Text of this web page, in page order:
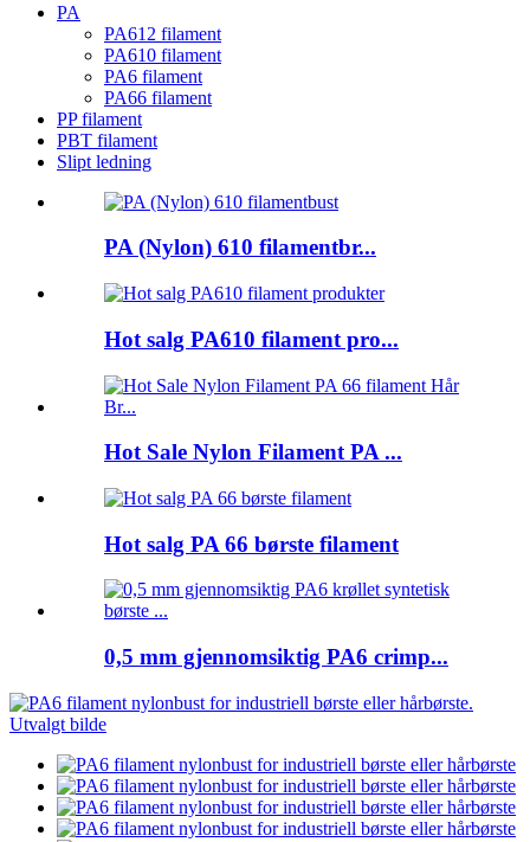
PA
PA612 filament
PA610 filament
PA6 filament
PA66 filament
PP filament
PBT filament
Slipt ledning
PA (Nylon) 610 filamentbr...
Hot salg PA610 filament pro...
Hot Sale Nylon Filament PA ...
Hot salg PA 66 børste filament
0,5 mm gjennomsiktig PA6 crimp...